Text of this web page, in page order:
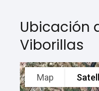
Ubicación
Viborillas
Map